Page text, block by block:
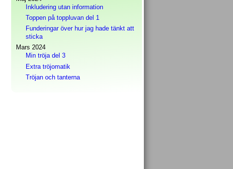
Inkludering utan information
Toppen på toppluvan del 1
Funderingar över hur jag hade tänkt att
sticka
Mars 2024
Min tröja del 3
Extra tröjomatik
Tröjan och tanterna